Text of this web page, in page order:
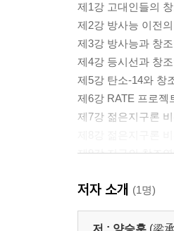
제1강 고대인들의
제2강 방사능 이전
제3강 방사능과 창
제4강 등시선과 창
제5강 탄소-14와 창
제6강 RATE 프로젝
제7강 젊은지구론
제9강 지구의 창조
부록: 방사성 탄소연
내용색인 416
저자 소개 (1명)
저 : 양승훈 (梁